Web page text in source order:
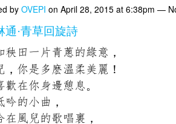
byOVEPI on April 28, 2015 at 6:38pm —
通·青草回旋詩
秧田一片青蔥的綠意，
，你是多麽溫柔美麗！
歡在你身邊憩息。
吟的小曲，
在風兒的歌唱裏，